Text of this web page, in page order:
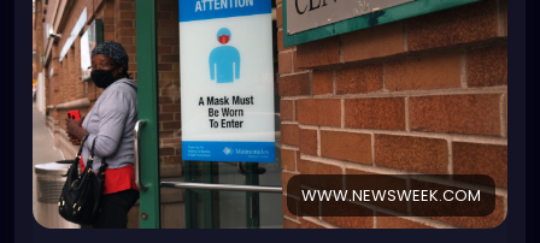
WWW.NEWSWEEK.COM